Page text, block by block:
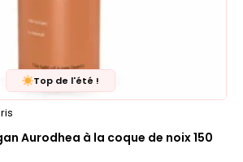
Top de l'été !
Aurodhea à la coque de noix 150